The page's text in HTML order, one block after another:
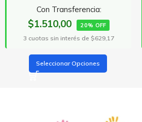
Con Transferencia:
$8.200,00 20% OFF
3 cuotas sin interés de $3.416,67
Añadir Al Carrito